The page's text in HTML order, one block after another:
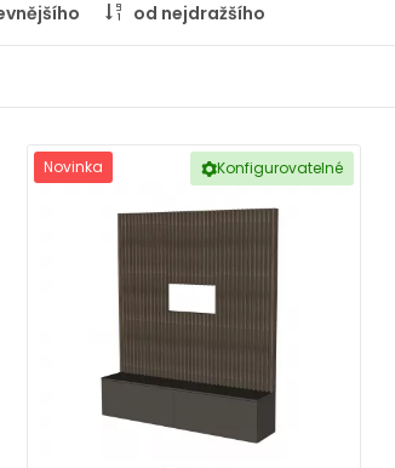
od nejdražšího
Konfigurovatelné
Novinka